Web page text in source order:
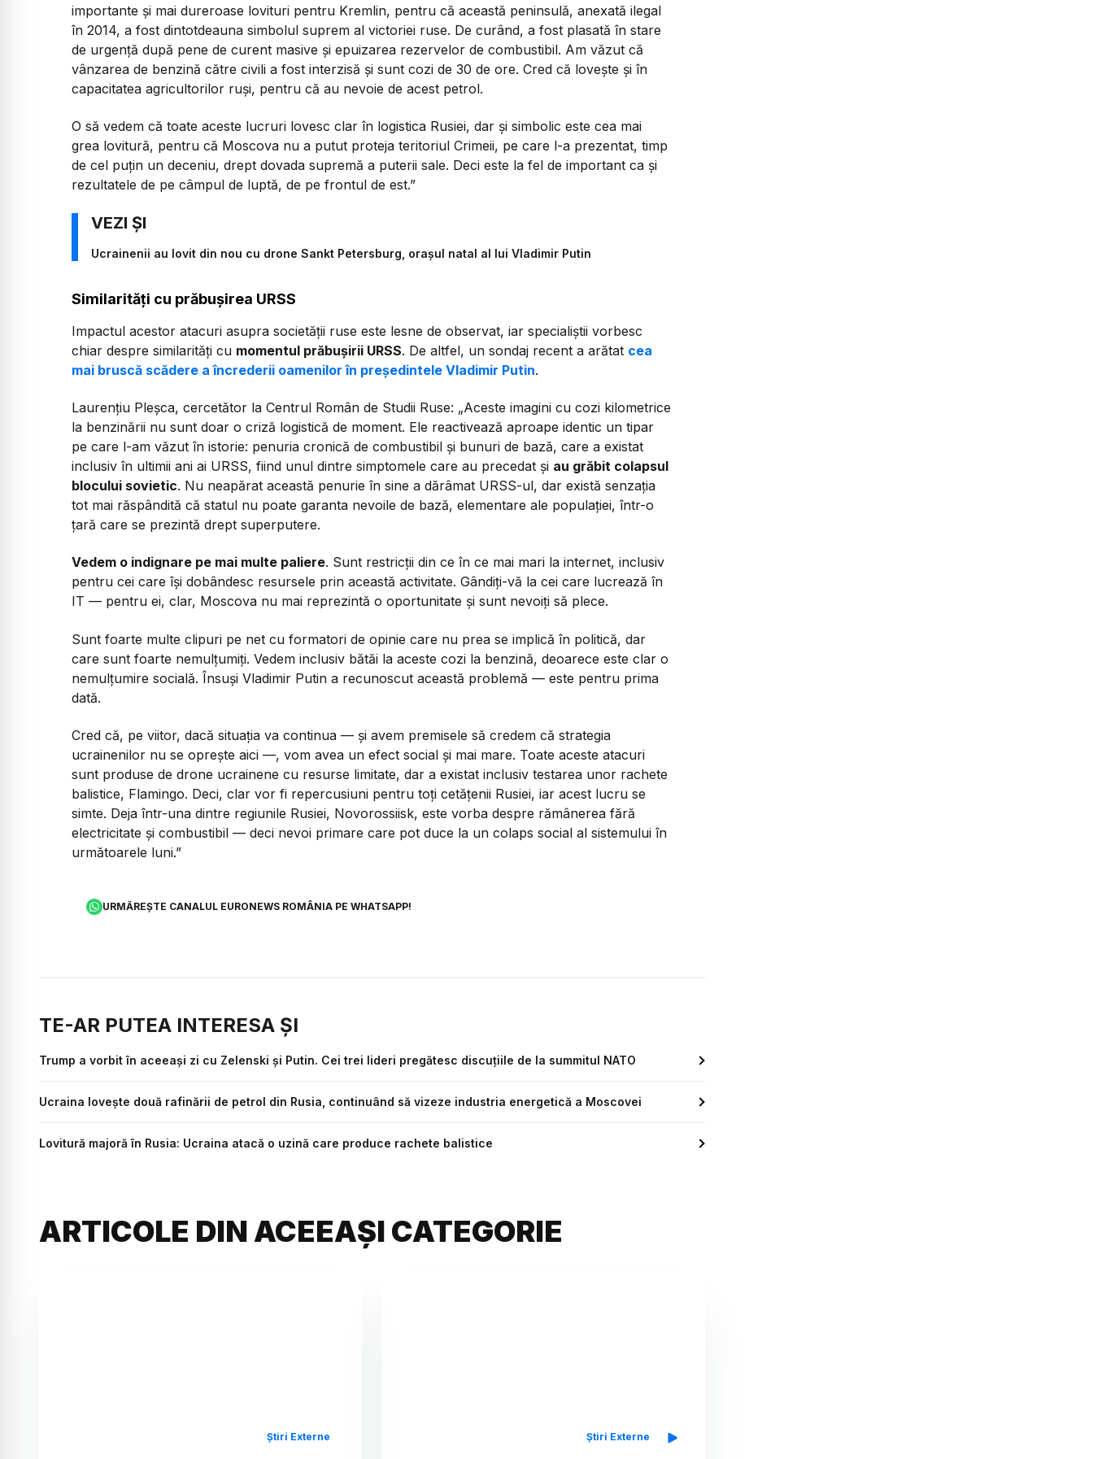
importante și mai dureroase lovituri pentru Kremlin, pentru că această peninsulă, anexată ilegal
în 2014, a fost dintotdeauna simbolul suprem al victoriei ruse. De curând, a fost plasată în stare
de urgență după pene de curent masive și epuizarea rezervelor de combustibil. Am văzut că
vânzarea de benzină către civili a fost interzisă și sunt cozi de 30 de ore. Cred că lovește și în
capacitatea agricultorilor ruși, pentru că au nevoie de acest petrol.
​O să vedem că toate aceste lucruri lovesc clar în logistica Rusiei, dar și simbolic este cea mai
grea lovitură, pentru că Moscova nu a putut proteja teritoriul Crimeii, pe care l-a prezentat, timp
de cel puțin un deceniu, drept dovada supremă a puterii sale. Deci este la fel de important ca și
rezultatele de pe câmpul de luptă, de pe frontul de est.”
Ucrainenii au lovit din nou cu drone Sankt Petersburg, orașul natal al lui Vladimir Putin
Similarități cu prăbușirea URSS
Impactul acestor atacuri asupra societății ruse este lesne de observat, iar specialiștii vorbesc
chiar despre similarități cu momentul prăbușirii URSS. De altfel, un sondaj recent a arătat cea
mai bruscă scădere a încrederii oamenilor în președintele Vladimir Putin.
Laurențiu Pleșca, cercetător la Centrul Român de Studii Ruse: ​„​Aceste imagini cu cozi kilometrice
la benzinării nu sunt doar o criză logistică de moment. Ele reactivează aproape identic un tipar
pe care l-am văzut în istorie: penuria cronică de combustibil și bunuri de bază, care a existat
inclusiv în ultimii ani ai URSS, fiind unul dintre simptomele care au precedat și au grăbit colapsul
blocului sovietic. Nu neapărat această penurie în sine a dărâmat URSS-ul, dar există senzația
tot mai răspândită că statul nu poate garanta nevoile de bază, elementare ale populației, într-o
țară care se prezintă drept superputere.
​Vedem o indignare pe mai multe paliere. Sunt restricții din ce în ce mai mari la internet, inclusiv
pentru cei care își dobândesc resursele prin această activitate. Gândiți-vă la cei care lucrează în
IT — pentru ei, clar, Moscova nu mai reprezintă o oportunitate și sunt nevoiți să plece.
Sunt foarte multe clipuri pe net cu formatori de opinie care nu prea se implică în politică, dar
care sunt foarte nemulțumiți. Vedem inclusiv bătăi la aceste cozi la benzină, deoarece este clar o
nemulțumire socială. Însuși Vladimir Putin a recunoscut această problemă — este pentru prima
dată.
​Cred că, pe viitor, dacă situația va continua — și avem premisele să credem că strategia
ucrainenilor nu se oprește aici —, vom avea un efect social și mai mare. Toate aceste atacuri
sunt produse de drone ucrainene cu resurse limitate, dar a existat inclusiv testarea unor rachete
balistice, Flamingo. Deci, clar vor fi repercusiuni pentru toți cetățenii Rusiei, iar acest lucru se
simte. Deja într-una dintre regiunile Rusiei, Novorossiisk, este vorba despre rămânerea fără
electricitate și combustibil — deci nevoi primare care pot duce la un colaps social al sistemului în
următoarele luni.”
URMĂREȘTE CANALUL EURONEWS ROMÂNIA PE WHATSAPP!
TE-AR PUTEA INTERESA ȘI
Trump a vorbit în aceeași zi cu Zelenski și Putin. Cei trei lideri pregătesc discuțiile de la summitul NATO
Ucraina lovește două rafinării de petrol din Rusia, continuând să vizeze industria energetică a Moscovei
Lovitură majoră în Rusia: Ucraina atacă o uzină care produce rachete balistice
ARTICOLE DIN ACEEAȘI CATEGORIE
Știri Externe Știri Externe